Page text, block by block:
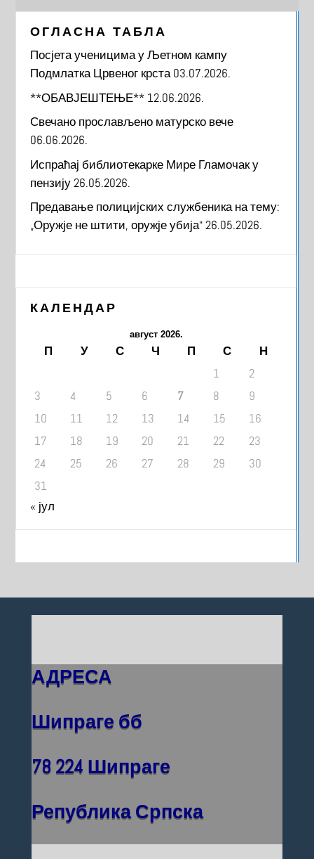
ОГЛАСНА ТАБЛА
Посјета ученицима у Љетном кампу
Подмлатка Црвеног крста 03.07.2026.
**ОБАВЈЕШТЕЊЕ** 12.06.2026.
Свечано прослављено матурско вече
06.06.2026.
Испраћај библиотекарке Мире Гламочак у
пензију 26.05.2026.
Предавање полицијских службеника на тему:
„Оружје не штити, оружје убија“ 26.05.2026.
КАЛЕНДАР
август 2026.
П У С Ч П С
Н
1
2
3
4 5 6 7 8
9
10
11 12 13 14 15
16
17
18 19 20 21 22
23
24
25 26 27 28 29
30
31
« јул
АДРЕСА
Шипраге бб
78 224 Шипраге
Република Српска